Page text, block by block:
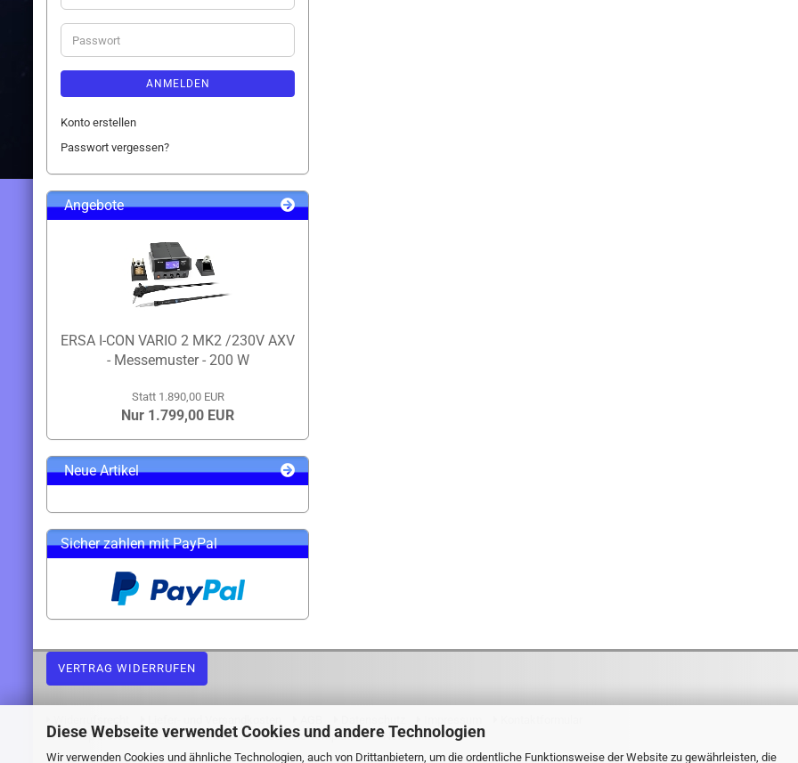
Diese Webseite verwendet Cookies und andere Technologien
Wir verwenden Cookies und ähnliche Technologien, auch von Drittanbietern, um die ordentliche Funktionsweise der Website zu gewährleisten, die
Mail-
Adresse
Passwort
ANMELDEN
Konto erstellen
Passwort vergessen?
Angebote
ERSA I-CON VARIO 2 MK2 /230V AXV
- Messemuster - 200 W
Statt 1.890,00 EUR
Nur 1.799,00 EUR
Neue Artikel
Sicher zahlen mit PayPal
VERTRAG WIDERRUFEN
Webshop erstellen
mit Gambio.de © 2026 Gambio Templates beiNetdexx.de